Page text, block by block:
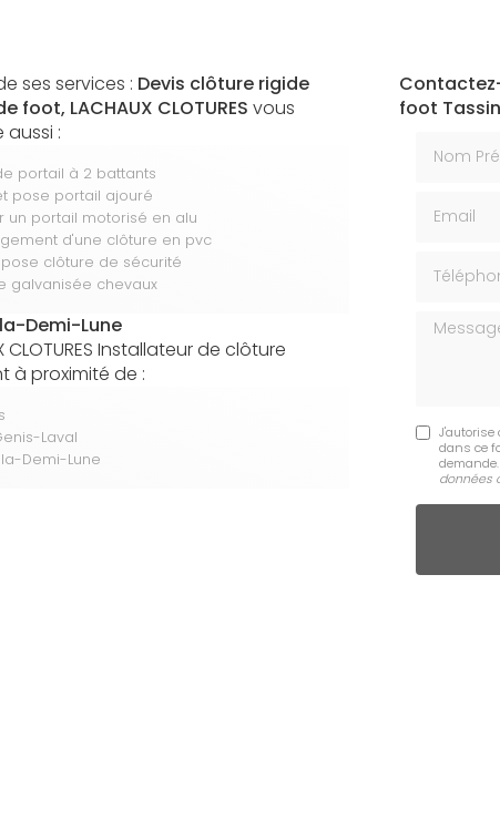
ses services : Devis clôture rigide
foot, LACHAUX CLOTURES vous
:
portail à 2 battants
pose portail ajouré
un portail motorisé en alu
d'une clôture en pvc
pose clôture de sécurité
galvanisée chevaux
Demi-Lune
CLOTURES Installateur de clôture
à proximité de :
Laval
Demi-Lune
foot
Message
dans ce
demande.
données